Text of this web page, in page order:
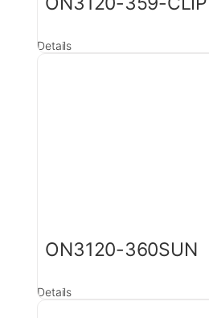
Details
ON3120-360SUN
Details